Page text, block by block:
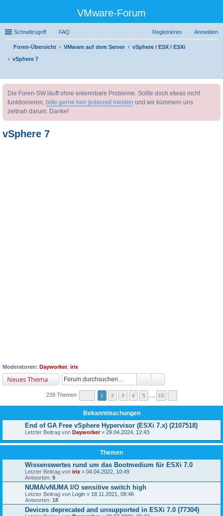
VMware-Forum
Schnellzugriff FAQ Anmelden
Registrieren
Foren-Übersicht VMware auf dem Server
vSphere / ESX / ESXi
vSphere 7
uc
Die Foren-SW läuft ohne erkennbare Probleme. Sollte doch etwas nicht
funktionieren, bitte gerne hier jederzeit melden und wir kümmern uns
zeitnah darum. Danke!
vSphere 7
Moderatoren: Dayworker, irix
Neues Thema
239 Themen 1 2 3 4 5 10
Bekanntmachungen
End of GA Free vSphere Hypervisor (ESXi 7.x) (2107518)
Letzter Beitrag von Dayworker« 29.04.2024, 12:43
Themen
Wissenswertes rund um das Bootmedium für ESXi 7.0
Letzter Beitrag von irix « 04.04.2022, 10:49
Antworten: 9
NUMA/vNUMA I/O sensitive switch high
Letzter Beitrag von Login « 18.11.2021, 08:46
Antworten: 18
Devices deprecated and unsupported in ESXi 7.0 (77304)